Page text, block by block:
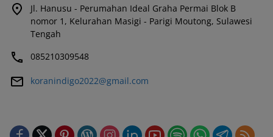
Jl. Hanusu - Perumahan Ideal Graha Permai Blok B
nomor 1, Kelurahan Masigi - Parigi Moutong, Sulawesi
Tengah
085210309548
koranindigo2022@gmail.com